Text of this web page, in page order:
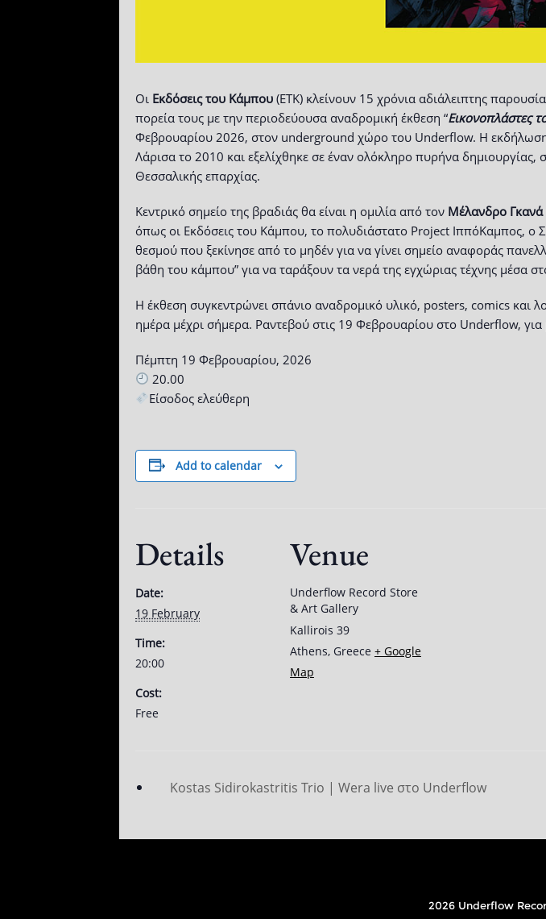
Οι Εκδόσεις του Κάμπου (ΕΤΚ) κλείνουν 15 χρόνια αδιάλειπτης
πορεία τους με την περιοδεύουσα αναδρομική έκθεση “Εικονοπλάστες
Φεβρουαρίου 2026, στον underground χώρο του Underflow. Η εκδήλωση
Λάρισα το 2010 και εξελίχθηκε σε έναν ολόκληρο πυρήνα
Θεσσαλικής επαρχίας.
Κεντρικό σημείο της βραδιάς θα είναι η ομιλία από τον Μέλανδρο Γκανά
όπως οι Εκδόσεις του Κάμπου, το πολυδιάστατο Project ΙππόΚαμπος, ο
θεσμού που ξεκίνησε από το μηδέν για να γίνει σημείο αναφοράς
βάθη του κάμπου” για να ταράξουν τα νερά της εγχώριας τέχνης μέσα
Η έκθεση συγκεντρώνει σπάνιο αναδρομικό υλικό, posters, comics
ημέρα μέχρι σήμερα. Ραντεβού στις 19 Φεβρουαρίου στο Underflow,
Πέμπτη 19 Φεβρουαρίου, 2026
20.00
Είσοδος ελεύθερη
Add to calendar
Details
Date:
19 February
Time:
20:00
Cost:
Free
Venue
Underflow Record Store
& Art Gallery
Kallirois 39
Athens, Greece + Google
Map
Kostas Sidirokastritis Trio | Wera live στο Underflow
2026 Underflow